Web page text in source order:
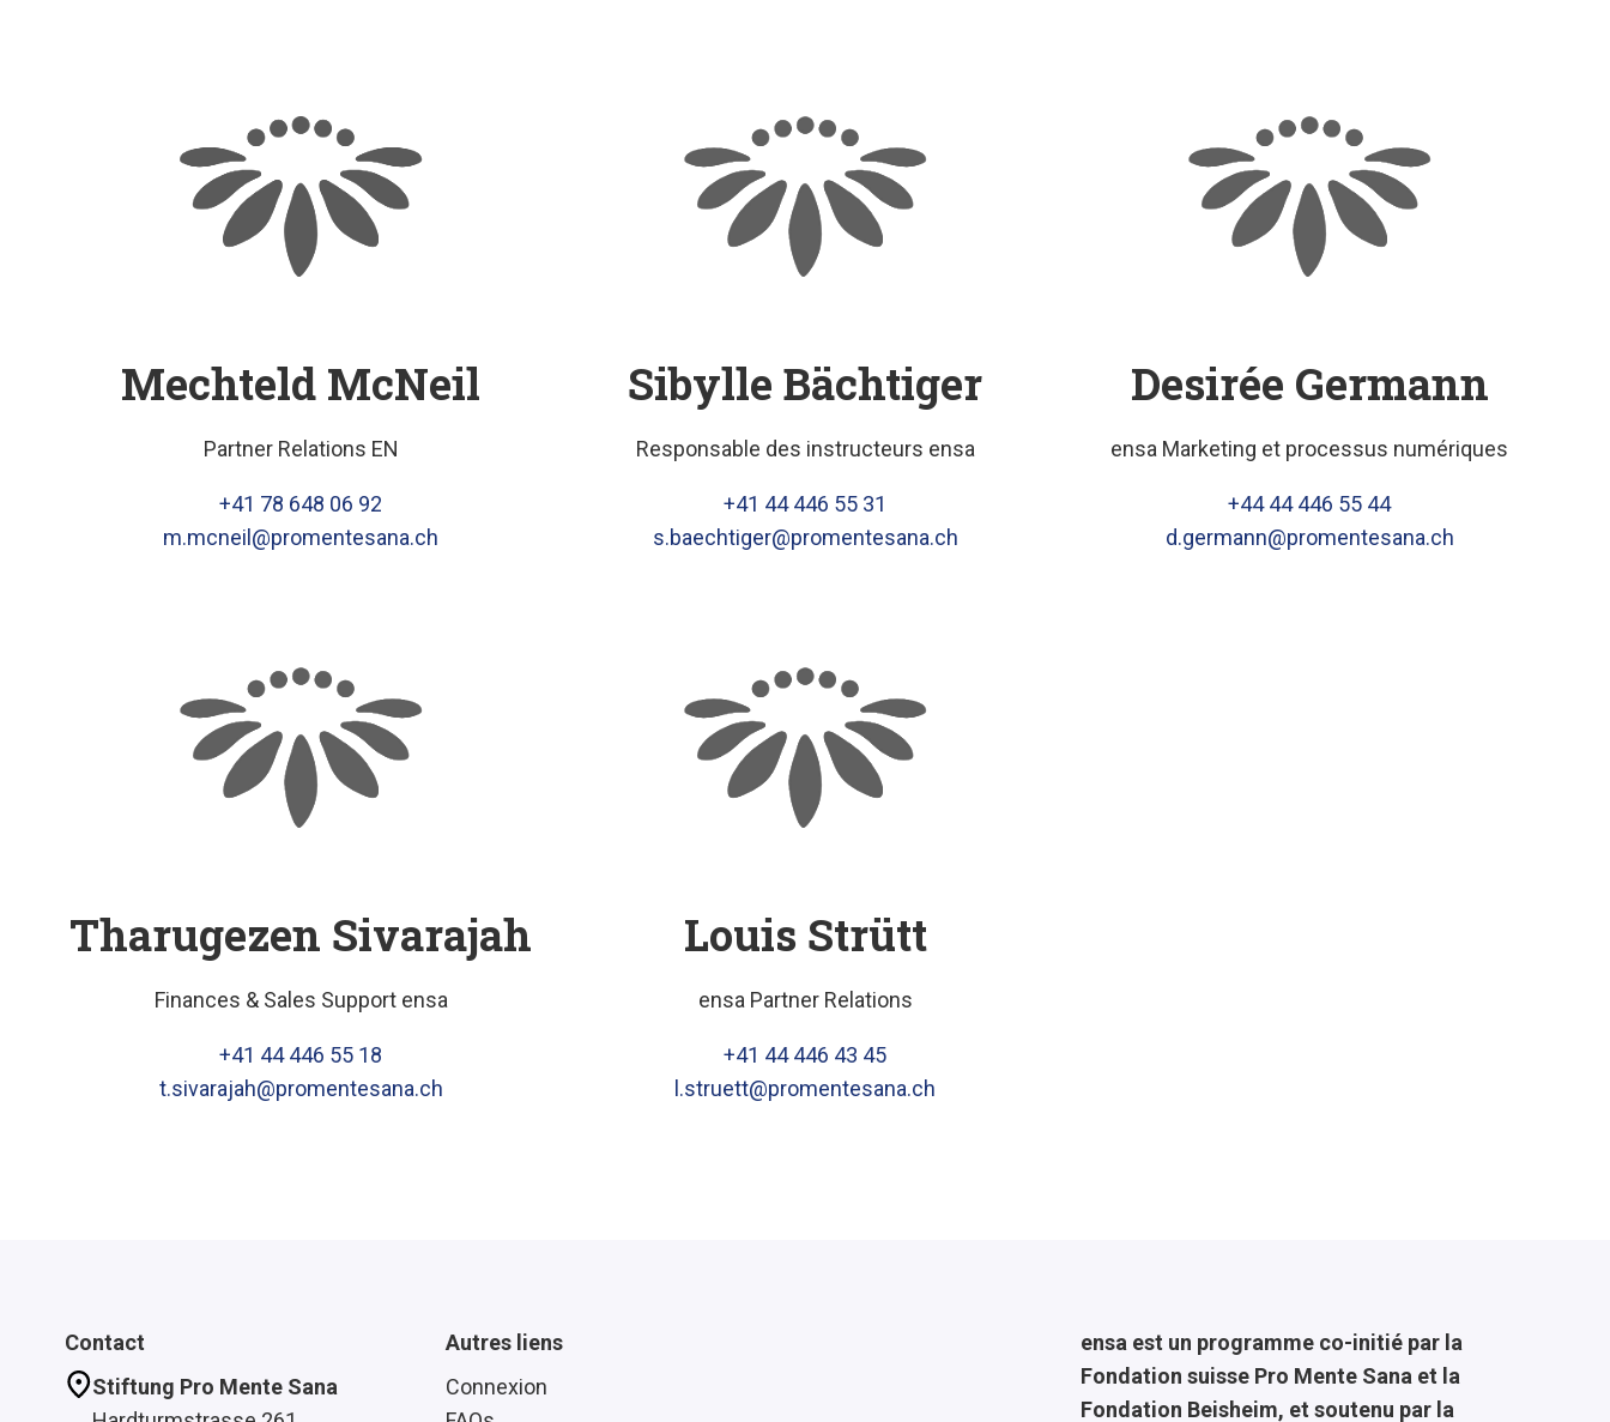
Mechteld McNeil
Partner Relations EN
+41 78 648 06 92
m.mcneil@promentesana.ch
Sibylle Bächtiger
Responsable des instructeurs ensa
+41 44 446 55 31
s.baechtiger@promentesana.ch
Desirée Germann
ensa Marketing et processus numériques
+44 44 446 55 44
d.germann@promentesana.ch
Tharugezen Sivarajah
Finances & Sales Support ensa
+41 44 446 55 18
t.sivarajah@promentesana.ch
Louis Strütt
ensa Partner Relations
+41 44 446 43 45
l.struett@promentesana.ch
Contact
Stiftung Pro Mente Sana
Autres liens
Connexion
ensa est un programme co-initié par la
Fondation suisse Pro Mente Sana et la
Fondation Beisheim, et soutenu par la